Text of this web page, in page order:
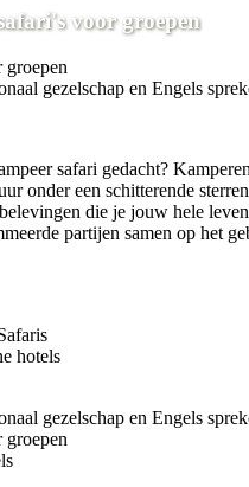
voor groepen
gezelschap en Engels
safari gedacht?
onder een schitterende
die je jouw hele
partijen samen op het
hotels
gezelschap en Engels